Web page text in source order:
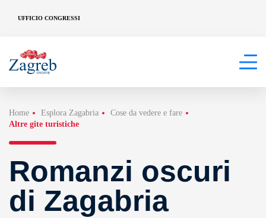
UFFICIO CONGRESSI
Home Esplora Zagabria
Cose da vedere e fare
Altre gite turistiche
Romanzi oscuri
di Zagabria